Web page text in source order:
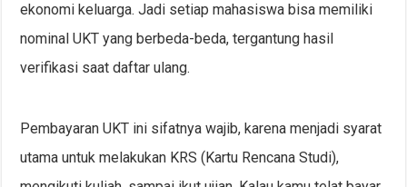
ekonomi keluarga. Jadi setiap mahasiswa bisa memiliki
nominal UKT yang berbeda-beda, tergantung hasil
verifikasi saat daftar ulang.
Pembayaran UKT ini sifatnya wajib, karena menjadi syarat
utama untuk melakukan KRS (Kartu Rencana Studi),